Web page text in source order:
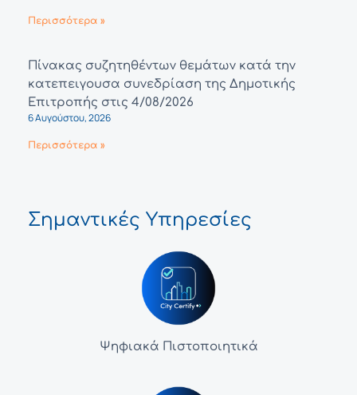
Περισσότερα »
Πίνακας συζητηθέντων θεμάτων κατά την
κατεπειγουσα συνεδρίαση της Δημοτικής
Επιτροπής στις 4/08/2026
6 Αυγούστου, 2026
Περισσότερα »
Σημαντικές Υπηρεσίες
Ψηφιακά Πιστοποιητικά